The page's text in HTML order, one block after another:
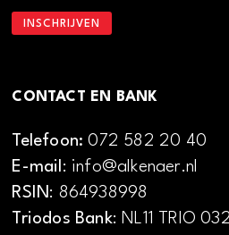
CONTACT EN BANK
Telefoon:072 582 20 40
E-mail: info@alkenaer.nl
RSIN: 864938998
Triodos Bank: NL11 TRIO